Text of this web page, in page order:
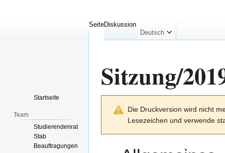
Sitzung/
Navigation
Suche
Die Druckversion wird nicht
Lesezeichen und verwende
SeiteDiskussion
Deutsch
Startseite
Team
Studierendenrat
Stab
Beauftragungen